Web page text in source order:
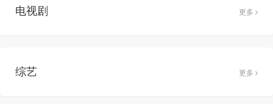
电视剧 更多
综艺 更多